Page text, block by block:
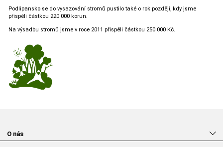
Podlipansko se do vysazování stromů pustilo také o rok později, kdy jsme
přispěli částkou 220 000 korun.
Na výsadbu stromů jsme v roce 2011 přispěli částkou 250 000 Kč.
O nás